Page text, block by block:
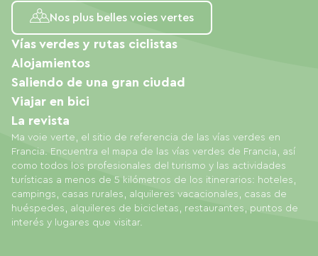
Nos plus belles voies vertes
Ma voie verte, el sitio de referencia de las vías verdes en
Francia. Encuentra el mapa de las vías verdes de Francia, así
como todos los profesionales del turismo y las actividades
turísticas a menos de 5 kilómetros de los itinerarios: hoteles,
campings, casas rurales, alquileres vacacionales, casas de
huéspedes, alquileres de bicicletas, restaurantes, puntos de
interés y lugares que visitar.
Vías verdes y rutas ciclistas
Alojamientos
Saliendo de una gran ciudad
Viajar en bici
La revista